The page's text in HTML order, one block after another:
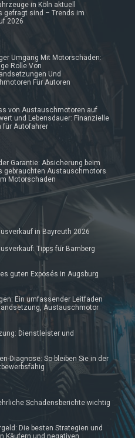
in Köln aktuell
gefragt sind – Trends im
2026
Umgang Mit Motorschäden:
Rolle Von
Und
Für Autoren
von Austauschmotoren auf
und Lebensdauer: Finanzielle
für Autofahrer
Garantie: Absicherung beim
gebrauchten Austauschmotors
Motorschaden
in Bayreuth 2026
Tipps für Bamberg
guten Exposés in Augsburg
Ein umfassender Leitfaden
Austauschmotor
Dienstleister und
Diagnose: So bleiben Sie in der
Schadensberichte wichtig
Die besten Strategien und
Käufern und negativen